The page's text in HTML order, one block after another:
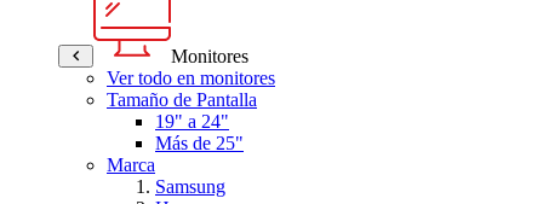
Monitores
Ver todo en monitores
Tamaño de Pantalla
19" a 24"
Más de 25"
Marca
Samsung